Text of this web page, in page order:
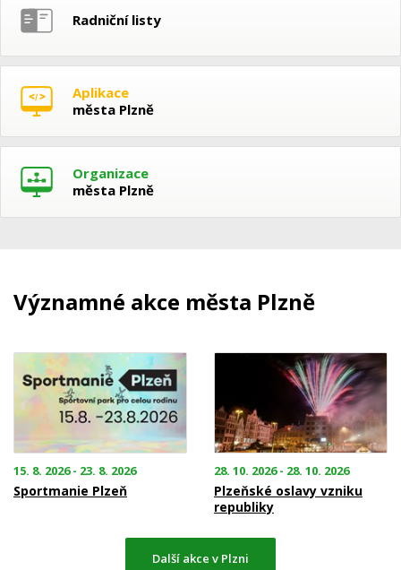
Radniční listy
Aplikace
města Plzně
Organizace
města Plzně
Významné akce města Plzně
15. 8. 2026 - 23. 8. 2026
Sportmanie Plzeň
28. 10. 2026 - 28. 10. 2026
Plzeňské oslavy vzniku
republiky
Další akce v Plzni